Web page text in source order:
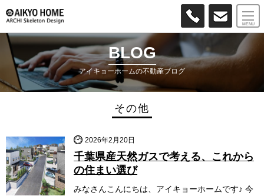
BLOG
アイキョーホームの不動産ブログ
その他
2026年2月20日
千葉県産天然ガスで考える、これから
の住まい選び
みなさんこんにちは、アイキョーホームです♪ 今
MENU